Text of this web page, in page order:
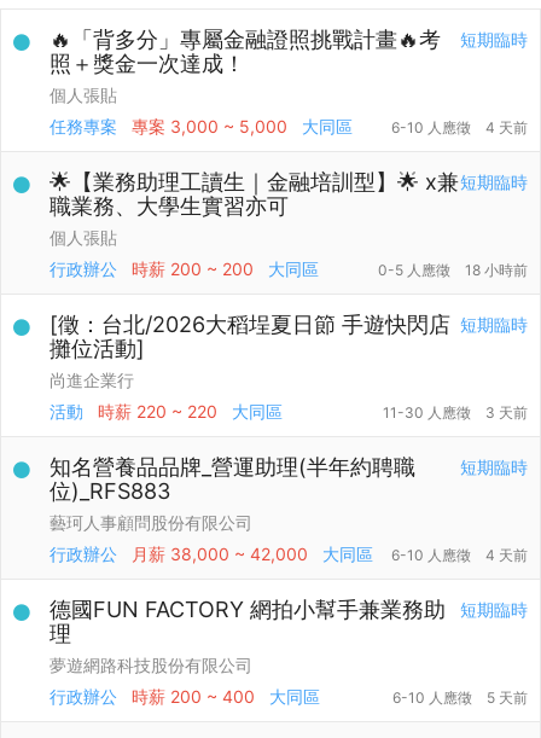
短期臨時
🔥「背多分」專屬金融證照挑戰計畫🔥考
照＋獎金一次達成！
個人張貼
任務專案
專案 3,000 ~ 5,000 大同區 6-10 人應徵 4 天前
短期臨時
🌟【業務助理工讀生｜金融培訓型】🌟 x兼
職業務、大學生實習亦可
個人張貼
行政辦公
時薪 200 ~ 200 大同區 0-5 人應徵 18 小時前
短期臨時
[徵：台北/2026大稻埕夏日節 手遊快閃店
攤位活動]
尚進企業行
活動
時薪 220 ~ 220 大同區 11-30 人應徵 3 天前
短期臨時
知名營養品品牌_營運助理(半年約聘職
位)_RFS883
藝珂人事顧問股份有限公司
行政辦公
月薪 38,000 ~ 42,000 大同區 6-10 人應徵 4 天前
短期臨時
德國FUN FACTORY 網拍小幫手兼業務助
理
夢遊網路科技股份有限公司
行政辦公
時薪 200 ~ 400 大同區 6-10 人應徵 5 天前